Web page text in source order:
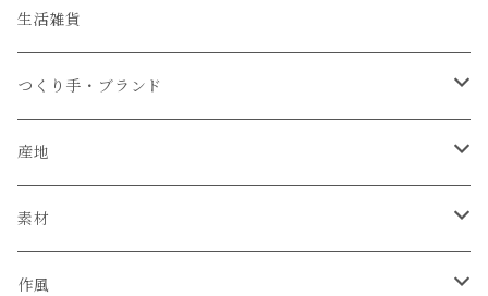
生活雑貨
つくり手・ブランド
石井菜摘
カイトアヤキ
きほんの道具 あべ
産地
信楽焼
砥部焼
素材
陶器
作風